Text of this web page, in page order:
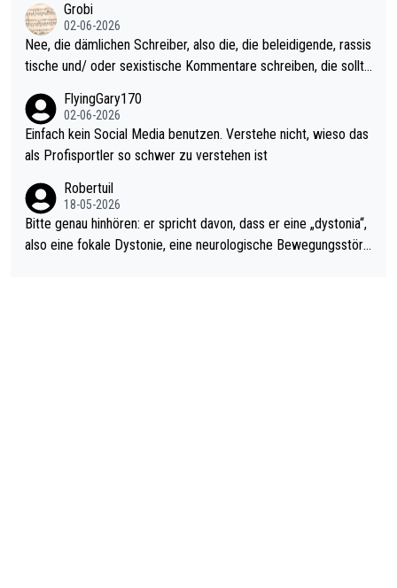
ohl wenig WDF Turniere spielen. Dies war bei Archie Self letzt
es Jahr der Fall. Er musste als amtierender Weltmeister durch
den Qualifier und ich glaube kaum, dass Mitchel sich das (in Ve
el hat.
Grobi
02-06-2026
Nee, die dämlichen Schreiber, also die, die beleidigende, rassis
tische und/ oder sexistische Kommentare schreiben, die sollte
s Leben in den Griff kriegen. Nur eins wundert mich: Luke Little
r war doch neulich erst derjenige, der über Social Media GvV p
rovoziert hat. Und Littlers Mutter schießt öfters mal gegen Ric
FlyingGary170
02-06-2026
Einfach kein Social Media benutzen. Verstehe nicht, wieso das
als Profisportler so schwer zu verstehen ist
Robertuil
18-05-2026
Bitte genau hinhören: er spricht davon, dass er eine „dystonia“,
also eine fokale Dystonie, eine neurologische Bewegungsstöru